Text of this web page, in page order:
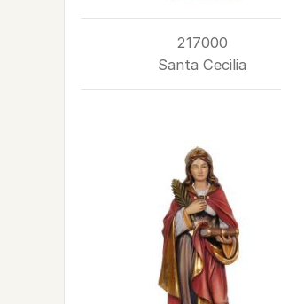
217000
Santa Cecilia